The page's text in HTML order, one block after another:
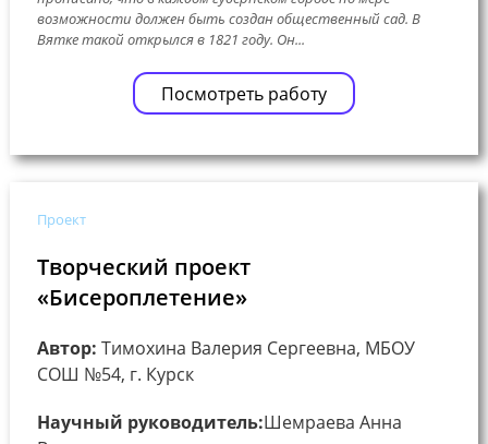
возможности должен быть создан общественный сад. В
Вятке такой открылся в 1821 году. Он...
Посмотреть работу
Проект
Творческий проект
«Бисероплетение»
Автор: Тимохина Валерия Сергеевна, МБОУ
СОШ №54, г. Курск
Научный руководитель:Шемраева Анна